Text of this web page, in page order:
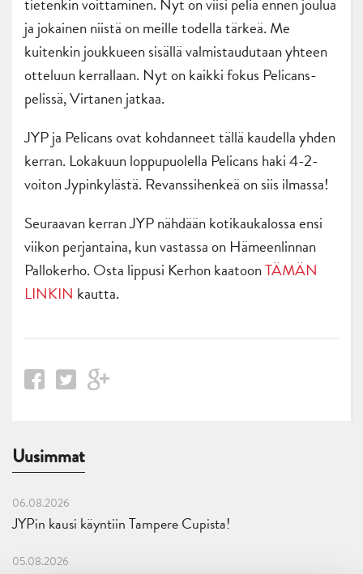
tietenkin voittaminen. Nyt on viisi peliä ennen joulua
ja jokainen niistä on meille todella tärkeä. Me
kuitenkin joukkueen sisällä valmistaudutaan yhteen
otteluun kerrallaan. Nyt on kaikki fokus Pelicans-
pelissä, Virtanen jatkaa.
JYP ja Pelicans ovat kohdanneet tällä kaudella yhden
kerran. Lokakuun loppupuolella Pelicans haki 4-2-
voiton Jypinkylästä. Revanssihenkeä on siis ilmassa!
Seuraavan kerran JYP nähdään kotikaukalossa ensi
viikon perjantaina, kun vastassa on Hämeenlinnan
Pallokerho. Osta lippusi Kerhon kaatoonTÄMÄN
LINKIN kautta.
Uusimmat
06.08.2026
JYPin kausi käyntiin Tampere Cupista!
05.08.2026